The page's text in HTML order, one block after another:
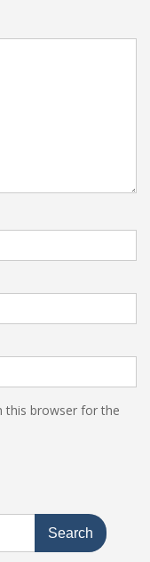
this browser for the